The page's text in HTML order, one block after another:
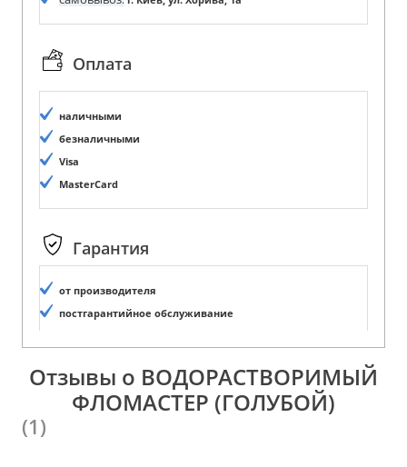
Оплата
наличными
безналичными
Visa
MasterCard
Гарантия
от производителя
постгарантийное обслуживание
Отзывы о ВОДОРАСТВОРИМЫЙ
ФЛОМАСТЕР (ГОЛУБОЙ)
(1)